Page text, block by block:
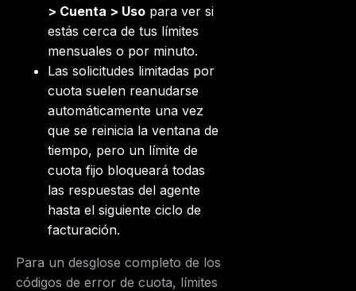
> Cuenta > Uso para ver si
estás cerca de tus límites
mensuales o por minuto.
Las solicitudes limitadas por
cuota suelen reanudarse
automáticamente una vez
que se reinicia la ventana de
tiempo, pero un límite de
cuota fijo bloqueará todas
las respuestas del agente
hasta el siguiente ciclo de
facturación.
Para un desglose completo de los
códigos de error de cuota, límites